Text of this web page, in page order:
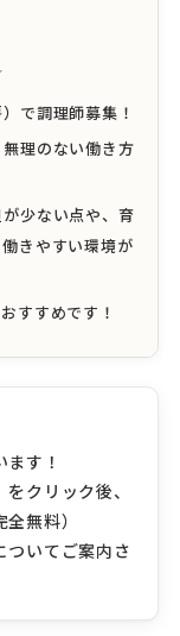
で調理師募集！
理のない働き方
少ない点や、育
きやすい環境が
すすめです！
す！
クリック後、
無料）
ついてご案内さ